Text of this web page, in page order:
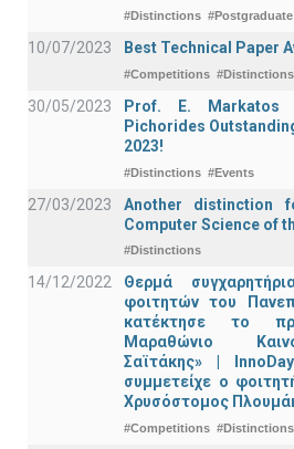
#Distinctions
10/07/2023 Best Technical Paper
#Competitions #Distinctions
30/05/2023
Prof. E. Markatos
Pichorides
2023!
#Distinctions #Events
27/03/2023
Another distinction
Computer Science of
#Distinctions
14/12/2022
Θερμά
φοιτητών του
κατέκτησε το
Μαραθώνιο
Σαϊτάκης» |
συμμετείχε ο
Χρυσόστομος
#Competitions #Distinctions